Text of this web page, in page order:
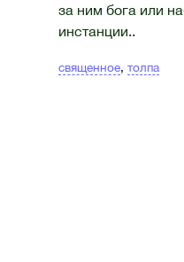
за ним бога или
инстанции..
священное,толпа